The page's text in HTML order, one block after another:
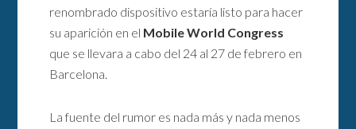
renombrado dispositivo estaría listo para hacer
su aparición en el Mobile World Congress
que se llevara a cabo del 24 al 27 de febrero en
Barcelona.
La fuente del rumor es nada más y nada menos